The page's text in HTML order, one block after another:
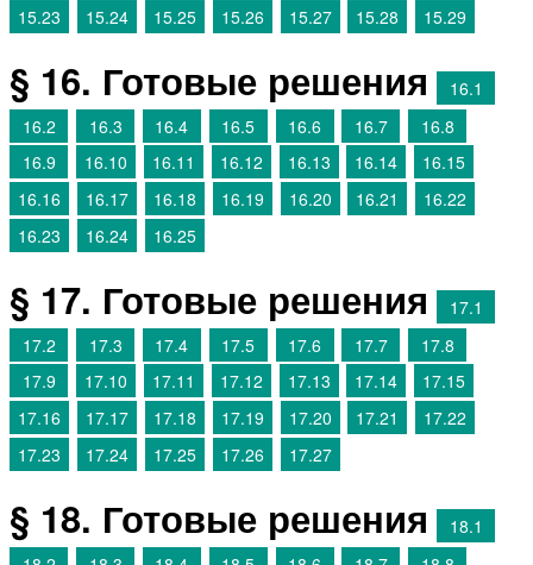
15.23
15.24 15.25 15.26 15.27 15.28 15.29
§ 16. Готовые решения
16.1
16.2
16.3 16.4 16.5 16.6 16.7
16.8
16.9
16.10 16.11 16.12 16.13 16.14
16.15
16.16
16.17 16.18 16.19 16.20 16.21
16.22
16.23
16.24 16.25
§ 17. Готовые решения
17.1
17.2
17.3 17.4 17.5 17.6 17.7
17.8
17.9
17.10 17.11 17.12 17.13 17.14
17.15
17.16
17.17 17.18 17.19 17.20 17.21
17.22
17.23
17.24 17.25 17.26 17.27
§ 18. Готовые решения
18.1